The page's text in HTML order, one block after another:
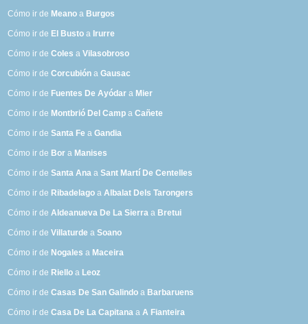
Cómo ir de Meano a Burgos
Cómo ir de El Busto a Irurre
Cómo ir deColes aVilasobroso
Cómo ir deCorcubión aGausac
Cómo ir de Fuentes De Ayódar a Mier
Cómo ir de Montbrió Del Camp aCañete
Cómo ir deSanta Fe aGandia
Cómo ir de Bor a Manises
Cómo ir deSanta Ana aSant Martí De Centelles
Cómo ir de Ribadelago aAlbalat Dels Tarongers
Cómo ir deAldeanueva De La Sierra a Bretui
Cómo ir deVillaturde aSoano
Cómo ir de Nogales a Maceira
Cómo ir de Riello a Leoz
Cómo ir deCasas De San Galindo a Barbaruens
Cómo ir deCasa De La Capitana aA Fianteira